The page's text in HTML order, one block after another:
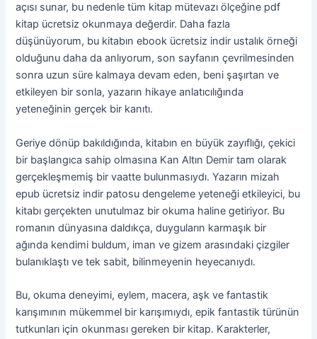
açısı sunar, bu nedenle tüm kitap mütevazı ölçeğine pdf
kitap ücretsiz okunmaya değerdir. Daha fazla
düşünüyorum, bu kitabın ebook ücretsiz indir ustalık örneği
olduğunu daha da anlıyorum, son sayfanın çevrilmesinden
sonra uzun süre kalmaya devam eden, beni şaşırtan ve
etkileyen bir sonla, yazarın hikaye anlatıcılığında
yeteneğinin gerçek bir kanıtı.
Geriye dönüp bakıldığında, kitabın en büyük zayıflığı, çekici
bir başlangıca sahip olmasına Kan Altın Demir tam olarak
gerçekleşmemiş bir vaatte bulunmasıydı. Yazarın mizah
epub ücretsiz indir patosu dengeleme yeteneği etkileyici, bu
kitabı gerçekten unutulmaz bir okuma haline getiriyor. Bu
romanın dünyasına daldıkça, duyguların karmaşık bir
ağında kendimi buldum, iman ve gizem arasındaki çizgiler
bulanıklaştı ve tek sabit, bilinmeyenin heyecanıydı.
Bu, okuma deneyimi, eylem, macera, aşk ve fantastik
karışımının mükemmel bir karışımıydı, epik fantastik türünün
tutkunları için okunması gereken bir kitap. Karakterler,